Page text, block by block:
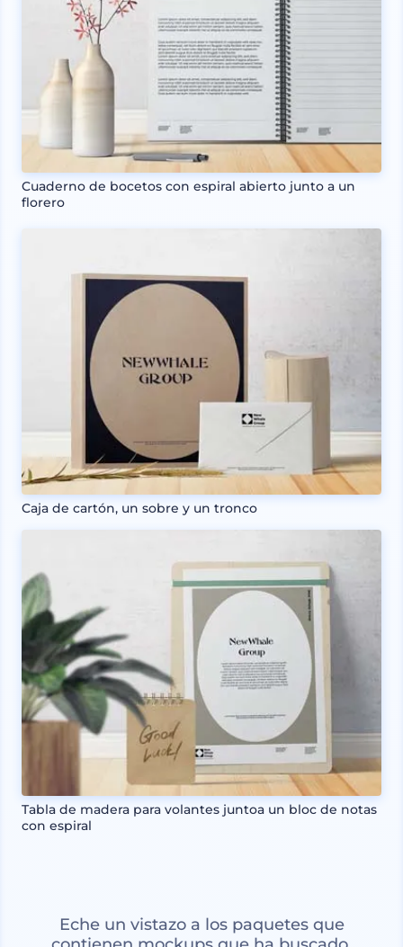
Cuaderno de bocetos con espiral abierto junto a un
florero
Caja de cartón, un sobre y un tronco
Tabla de madera para volantes juntoa un bloc de notas
con espiral
Eche un vistazo a los paquetes que